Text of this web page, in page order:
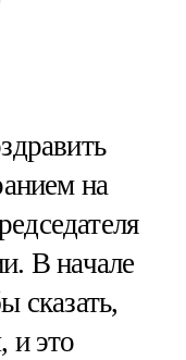
на
В начале
сказать,
и это